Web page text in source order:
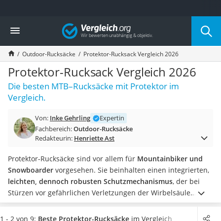
Die beliebtesten Vergleiche nach Kategorie
Freizeit & Sport
Gartentrampolin
Trampolin
Metalldetektor
Eufab-Fahrradträger
Trampolin 366 cm
Fahrradschloss
Futterboot
Air Bike
Trekkingschuhe Herren
Reisetasche mit Rollen
Klimmzugstation
Koffer
Nachtsichtgerät
Faltschloss
Vergleich
Outdoor-Rucksäcke Protektor-Rucksack Vergleich 2026
Protektor-Rucksack Vergleich 2026
Die besten MTB–Rucksäcke mit Protektor im
Vergleich.
Von: Inke Gehrling
Expertin
Fachbereich:Outdoor-Rucksäcke
Redakteurin: Henriette Ast
Protektor-Rucksäcke sind vor allem für Mountainbiker und
Snowboarder vorgesehen. Sie beinhalten einen integrierten,
leichten, dennoch robusten Schutzmechanismus, der bei
Stürzen vor gefährlichen Verletzungen der Wirbelsäule
schützt. Neben seiner primären Schutzfunktion verfügt ein
derartigerRucksacküber eine ergonomische Passform und
1 - 2 von 9: Beste Protektor-Rucksäcke im Vergleich